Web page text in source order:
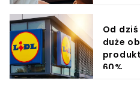
Od
duże
60%